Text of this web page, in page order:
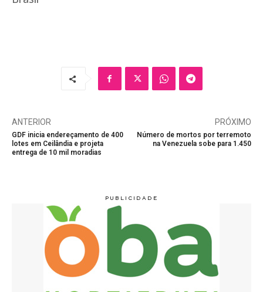
ANTERIOR
GDF inicia endereçamento de 400
lotes em Ceilândia e projeta
entrega de 10 mil moradias
PRÓXIMO
Número de mortos por terremoto
na Venezuela sobe para 1.450